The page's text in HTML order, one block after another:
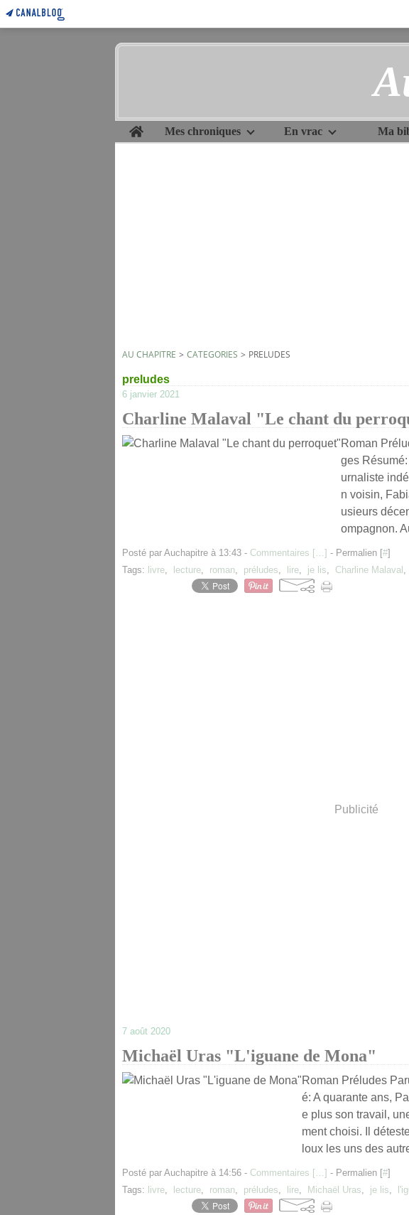
Home Mes chroniques En vrac Ma
AU CHAPITRE > CATEGORIES > PRELUDES
preludes
6 janvier 2021
Charline Malaval "Le chant du
Roman
ges
urnaliste
n voisin,
usieurs
ompagnon.
Posté par Auchapitre à 13:43 - Commentaires […] - Permalien [#]
Tags: livre, lecture, roman, préludes, lire, je lis, Charline Malaval ,
Publicité
7 août 2020
Michaël Uras "L'iguane de Mona"
Roman Préludes
é: A quarante ans,
e plus son travail,
ment choisi. Il
loux les uns des
Posté par Auchapitre à 14:56 - Commentaires […] - Permalien [#]
Tags: livre, lecture, roman, préludes, lire, Michaël Uras, je lis,